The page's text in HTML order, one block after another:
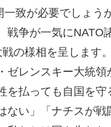
一致が必要でしょう
戦争が一気にNATO
の様相を呈します
ゼレンスキー大統領
を払っても自国を
ない」「ナチスが